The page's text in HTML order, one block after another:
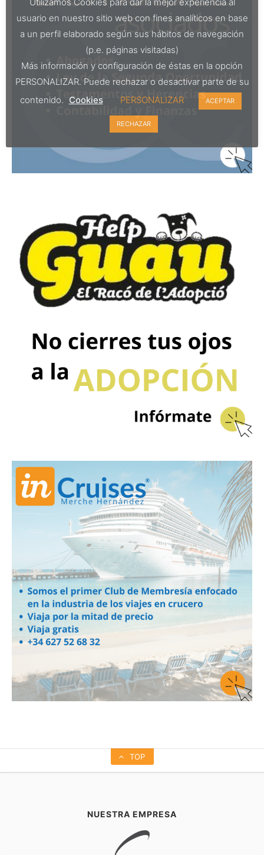
TOP
NUESTRA EMPRESA
usuario en nuestro sitio web con fines analíticos en base
a un perfil elaborado según sus hábitos de navegación
(p.e. páginas visitadas)
Más información y configuración de éstas en la opción
PERSONALIZAR. Puede rechazar o desactivar parte de su
contenido. Cookies PERSONALIZAR ACEPTAR
RECHAZAR